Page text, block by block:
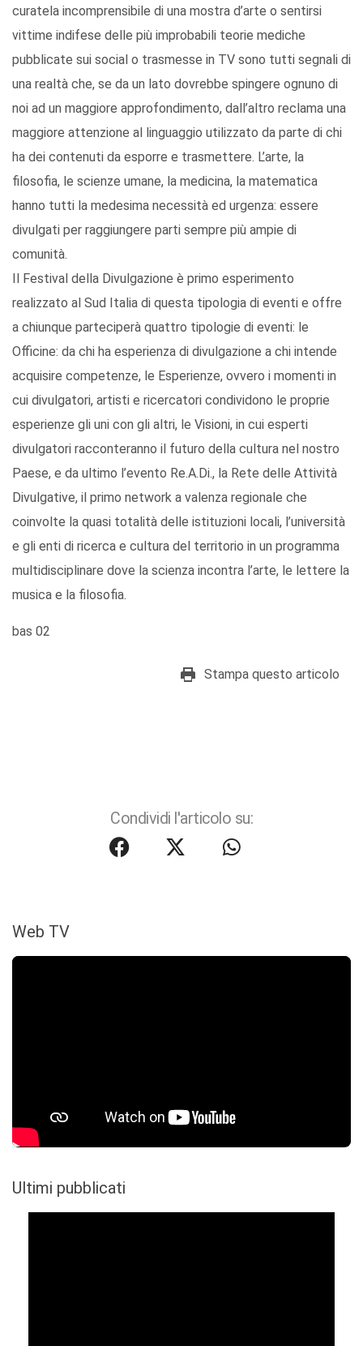
curatela incomprensibile di una mostra d’arte o sentirsi
vittime indifese delle più improbabili teorie mediche
pubblicate sui social o trasmesse in TV sono tutti segnali di
una realtà che, se da un lato dovrebbe spingere ognuno di
noi ad un maggiore approfondimento, dall’altro reclama una
maggiore attenzione al linguaggio utilizzato da parte di chi
ha dei contenuti da esporre e trasmettere. L’arte, la
filosofia, le scienze umane, la medicina, la matematica
hanno tutti la medesima necessità ed urgenza: essere
divulgati per raggiungere parti sempre più ampie di
comunità.
Il Festival della Divulgazione è primo esperimento
realizzato al Sud Italia di questa tipologia di eventi e offre
a chiunque parteciperà quattro tipologie di eventi: le
Officine: da chi ha esperienza di divulgazione a chi intende
acquisire competenze, le Esperienze, ovvero i momenti in
cui divulgatori, artisti e ricercatori condividono le proprie
esperienze gli uni con gli altri, le Visioni, in cui esperti
divulgatori racconteranno il futuro della cultura nel nostro
Paese, e da ultimo l’evento Re.A.Di., la Rete delle Attività
Divulgative, il primo network a valenza regionale che
coinvolte la quasi totalità delle istituzioni locali, l’università
e gli enti di ricerca e cultura del territorio in un programma
multidisciplinare dove la scienza incontra l’arte, le lettere la
musica e la filosofia.
bas 02
Stampa questo articolo
Condividi l'articolo su:
Web TV
Ultimi pubblicati